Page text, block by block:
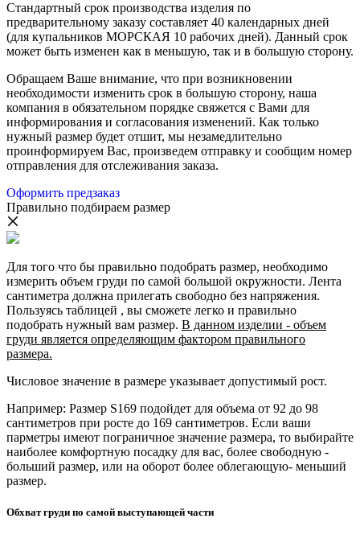
Стандартный срок производства изделия по
предварительному заказу составляет 40 календарных дней
(для купальников МОРСКАЯ 10 рабочих дней). Данный срок
может быть изменен как в меньшую, так и в большую сторону.
Обращаем Ваше внимание, что при возникновении
необходимости изменить срок в большую сторону, наша
компания в обязательном порядке свяжется с Вами для
информирования и согласования изменений. Как только
нужный размер будет отшит, мы незамедлительно
проинформируем Вас, произведем отправку и сообщим номер
отправления для отслеживания заказа.
Оформить предзаказ
Правильно подбираем размер
Для того что бы правильно подобрать размер, необходимо
измерить объем груди по самой большой окружности. Лента
сантиметра должна прилегать свободно без напряжения.
Пользуясь таблицей , вы сможете легко и правильно
подобрать нужный вам размер. В данном изделии - объем
груди является определяющим фактором правильного
размера.
Числовое значение в размере указывает допустимый рост.
Например: Размер S169 подойдет для объема от 92 до 98
сантиметров при росте до 169 сантиметров. Если ваши
парметры имеют пограничное значение размера, то выбирайте
наиболее комфортную посадку для вас, более свободную -
больший размер, или на оборот более облегающую- меньший
размер.
Обхват груди по самой выступающей части